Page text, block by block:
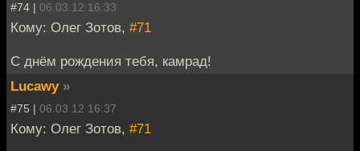
#74 | 06.03.12 16:33
Кому: Олег Зотов, #71
С днём рождения тебя, камрад!
Lucawy »
#75 | 06.03.12 16:37
Кому: Олег Зотов, #71